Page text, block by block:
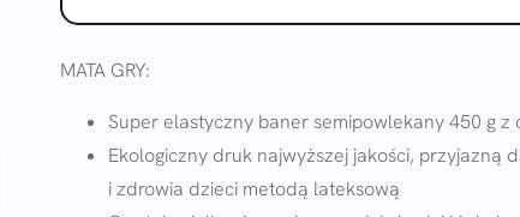
MATA GRY:
Super elastyczny baner semipowlekany 450 g z
Ekologiczny druk najwyższej jakości, przyjazną
i zdrowia dzieci metodą lateksową